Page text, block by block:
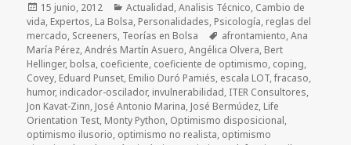
Publicado
el
15 junio, 2012 Categorías
Actualidad,Analisis Técnico, Cambio de
vida, Expertos, La Bolsa, Personalidades, Psicología, reglas del
mercado, Screeners, Teorías en Bolsa Etiquetas
afrontamiento,Ana
María Pérez,Andrés Martín Asuero,Angélica Olvera, Bert
Hellinger, bolsa, coeficiente, coeficiente de optimismo, coping,
Covey, Eduard Punset, Emilio Duró Pamiés, escala LOT,fracaso,
humor, indicador-oscilador, invulnerabilidad, ITER Consultores,
Jon Kavat-Zinn, José Antonio Marina, José Bermúdez, Life
Orientation Test, Monty Python, Optimismo disposicional,
optimismo ilusorio, optimismo no realista, optimismo